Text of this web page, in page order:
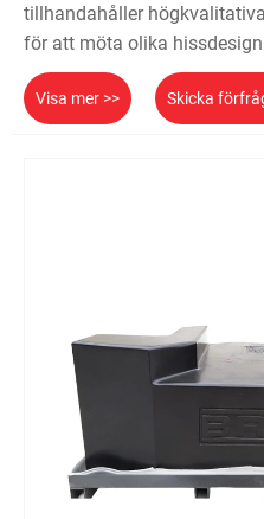
tillhandahåller
för att möta olika
Visa mer >> Skicka